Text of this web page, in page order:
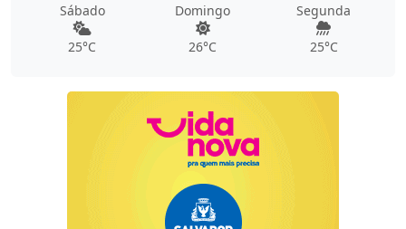
Sábado
25°C
Domingo
26°C
Segunda
25°C